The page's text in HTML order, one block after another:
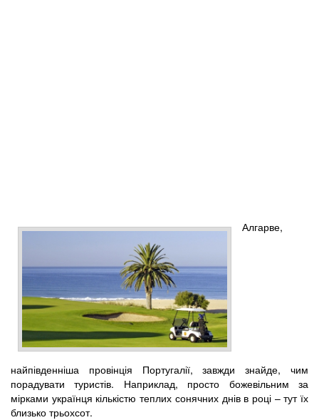
Алгарве,
найпівденніша провінція Португалії, завжди знайде, чим
порадувати туристів. Наприклад, просто божевільним за
мірками українця кількістю теплих сонячних днів в році – тут їх
близько трьохсот.